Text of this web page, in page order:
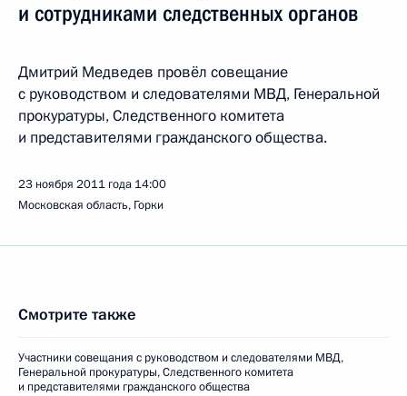
и сотрудниками следственных органов
Дмитрий Медведев провёл совещание
с руководством и следователями МВД, Генеральной
прокуратуры, Следственного комитета
и представителями гражданского общества.
23 ноября 2011 года 14:00
Московская область, Горки
Смотрите также
Участники совещания с руководством и следователями МВД,
Генеральной прокуратуры, Следственного комитета
и представителями гражданского общества